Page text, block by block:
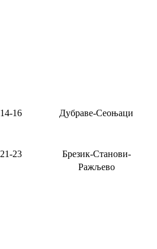
14-16 Дубраве-Сеоњаци
21-23
Брезик-Станови-
Ражљево